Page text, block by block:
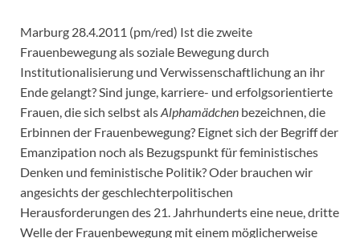
Marburg 28.4.2011 (pm/red) Ist die zweite
Frauenbewegung als soziale Bewegung durch
Institutionalisierung und Verwissen­schaftlichung an ihr
Ende gelangt? Sind junge, karriere- und erfolgsorientierte
Frauen, die sich selbst alsAlphamädchen bezeichnen, die
Erbinnen der Frauenbewegung? Eignet sich der Begriff der
Emanzipation noch als Bezugspunkt für feministisches
Denken und feministische Politik? Oder brauchen wir
angesichts der geschlechterpolitischen
Herausforderungen des 21. Jahrhunderts eine neue, dritte
Welle der Frauenbewegung mit einem möglicherweise